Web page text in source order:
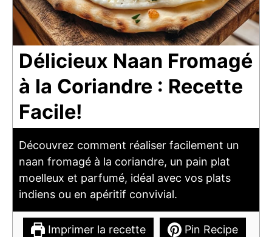
Délicieux Naan Fromagé
à la Coriandre : Recette
Facile!
Découvrez comment réaliser facilement un
naan fromagé à la coriandre, un pain plat
moelleux et parfumé, idéal avec vos plats
indiens ou en apéritif convivial.
Imprimer la recette Pin Recipe